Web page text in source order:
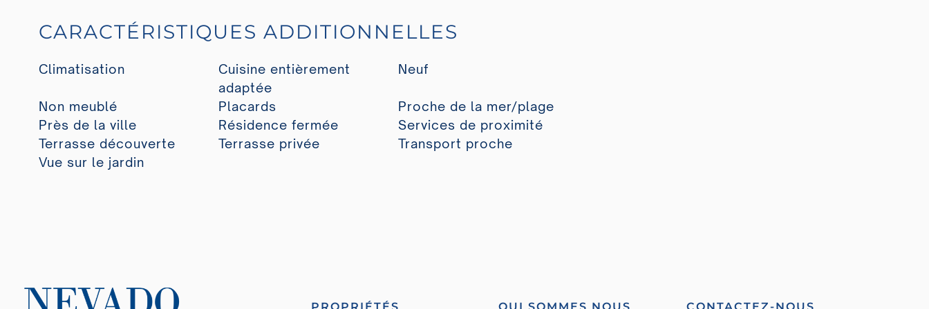
CARACTÉRISTIQUES ADDITIONNELLES
Climatisation
Cuisine entièrement
adaptée
Neuf
Non meublé Placards
Proche de la mer/plage
Près de la ville
Résidence fermée
Services de proximité
Terrasse découverte
Terrasse privée
Transport proche
Vue sur le jardin